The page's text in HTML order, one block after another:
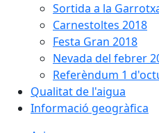
Sortida a la
Carnestoltes 2018
Festa Gran 2018
Nevada del febrer
Referèndum 1
Qualitat de l'aigua
Informació geogràfica